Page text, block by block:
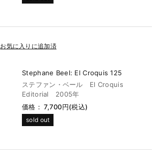
お気に入りに追加済
Stephane Beel: El Croquis 125
ステファン・ベール El Croquis
Editorial 2005年
価格： 7,700円(税込)
sold out